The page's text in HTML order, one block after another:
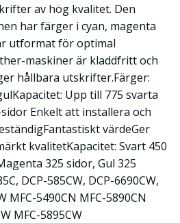
av hög kvalitet. Den
har färger i cyan, magenta
utformat för optimal
maskiner är kladdfritt och
hållbara utskrifter.Färger:
Upp till 775 svarta
Enkelt att installera och
värdeGer
kvalitetKapacitet: Svart 450
325 sidor, Gul 325
DCP-585CW, DCP-6690CW,
MFC-5490CN MFC-5890CN
MFC-5895CW